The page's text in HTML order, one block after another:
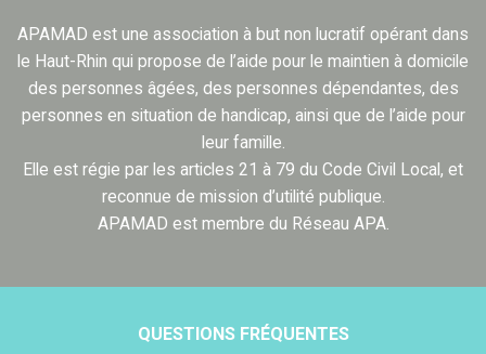
APAMAD est une association à but non lucratif opérant dans
le Haut-Rhin qui propose de l’aide pour le maintien à domicile
des personnes âgées, des personnes dépendantes, des
personnes en situation de handicap, ainsi que de l’aide pour
leur famille.
Elle est régie par les articles 21 à 79 du Code Civil Local, et
reconnue de mission d’utilité publique.
APAMAD est membre du Réseau APA.
QUESTIONS FRÉQUENTES